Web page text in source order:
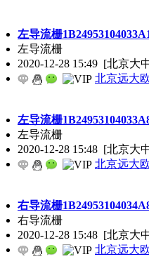
左导流栅
左导流栅
2020-12-28 15:49 [北京大
北京远大
左导流栅
左导流栅
2020-12-28 15:48 [北京大
北京远大
右导流栅
右导流栅
2020-12-28 15:48 [北京大
北京远大